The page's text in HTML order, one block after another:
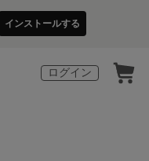
インストールする
ログイン